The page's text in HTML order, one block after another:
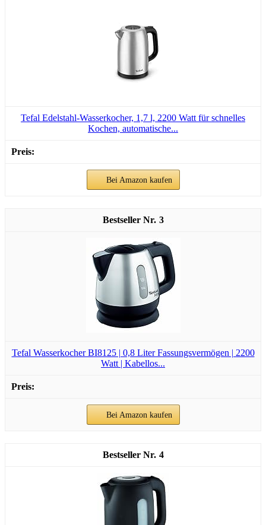
Tefal Edelstahl-Wasserkocher, 1,7 l, 2200 Watt für schnelles
Kochen, automatische...
Bei Amazon kaufen
3
Tefal Wasserkocher BI8125 | 0,8 Liter Fassungsvermögen | 2200
Watt | Kabellos...
Bei Amazon kaufen
4